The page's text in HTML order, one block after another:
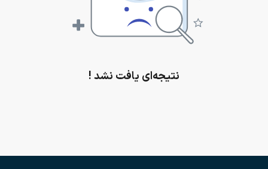
نتیجه‌ای یافت نشد !